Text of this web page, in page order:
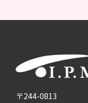
〒244-0813